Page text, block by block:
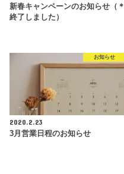
新春キャンペーンのお知らせ（＊
終了しました）
お知らせ
2020.2.23
3月営業日程のお知らせ